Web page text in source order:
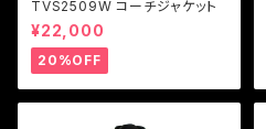
TVS2509W コーチジャケット
¥22,000
20%OFF